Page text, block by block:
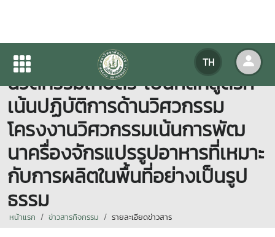
TH
สาขาวิศวกรรมฟาร์มอัฉจริยะและ
นวัตกรรมเกษตร เป็นหลักสูตรที่
เน้นปฏิบัติการด้านวิศวกรรม
โครงงานวิศวกรรมเน้นการพัฒ
นาครื่องจักรแปรรูปอาหารที่เหมาะ
กับการผลิตในพื้นที่อย่างเป็นรูป
ธรรม
หน้าแรก ข่าวสารกิจกรรม รายละเอียดข่าวสาร